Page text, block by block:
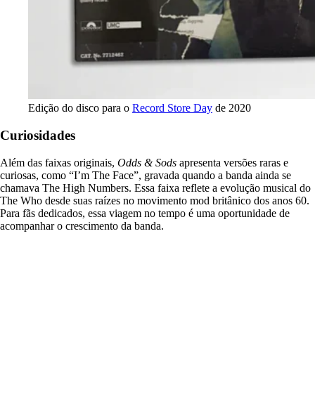
Edição do disco para o Record Store Day de 2020
Curiosidades
Além das faixas originais, Odds & Sods apresenta versões raras e
curiosas, como “I’m The Face”, gravada quando a banda ainda se
chamava The High Numbers. Essa faixa reflete a evolução musical do
The Who desde suas raízes no movimento mod britânico dos anos 60.
Para fãs dedicados, essa viagem no tempo é uma oportunidade de
acompanhar o crescimento da banda.